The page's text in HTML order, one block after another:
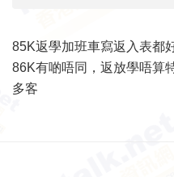
85K返學加班車寫返入表都
86K有啲唔同，返放學唔算
多客